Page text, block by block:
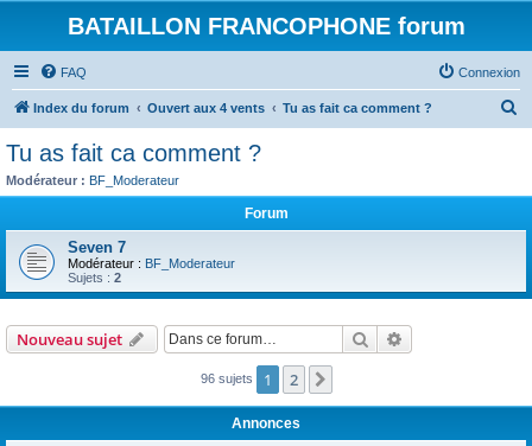
BATAILLON FRANCOPHONE forum
FAQ Connexion
Index du forum Ouvert aux 4 vents Tu as fait ca comment ?
Tu as fait ca comment ?
Modérateur : BF_Moderateur
Forum
Seven 7
Modérateur : BF_Moderateur
Sujets : 2
Nouveau sujet Rechercher
96 sujets 1 2
Annonces